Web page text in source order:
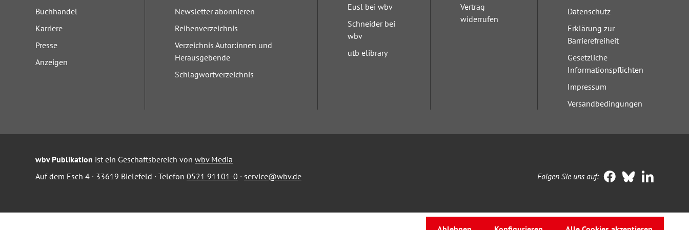
Buchhandel
Karriere
Presse
Anzeigen
Newsletter abonnieren
Reihenverzeichnis
Verzeichnis Autor:innen und
Herausgebende
Schlagwortverzeichnis
Eusl bei wbv
Schneider bei
wbv
utb elibrary
Vertrag
widerrufen
Datenschutz
Erklärung zur
Barrierefreiheit
Gesetzliche
Informationspflichten
Impressum
Versandbedingungen
wbv Publikation ist ein Geschäftsbereich von wbv Media
Auf dem Esch 4 · 33619 Bielefeld · Telefon 0521 91101-0 · service@wbv.de Folgen Sie uns auf: